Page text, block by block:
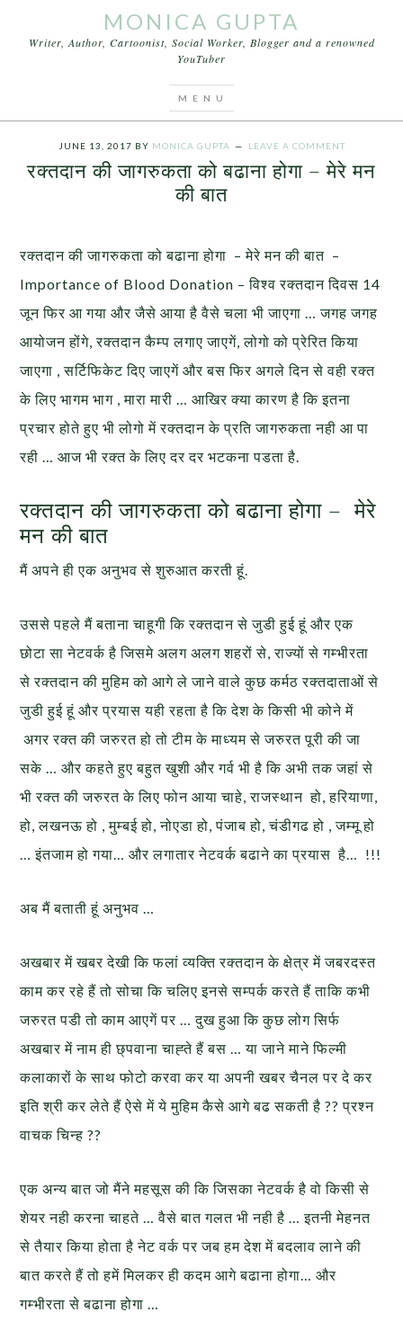
MONICA GUPTA
Writer, Author, Cartoonist, Social Worker, Blogger and a renowned
YouTuber
जागरुकता को बढाना होगा – मेरे मन की बात
JUNE 13, 2017 BY MONICA GUPTA LEAVE A COMMENT
रक्तदान की जागरुकता को बढाना होगा – मेरे मन
की बात
रक्तदान की जागरुकता को बढाना होगा – मेरे मन की बात –
Importance of Blood Donation – विश्व रक्तदान दिवस 14
जून फिर आ गया और जैसे आया है वैसे चला भी जाएगा … जगह जगह
आयोजन होंगे, रक्तदान कैम्प लगाए जाएगें, लोगो को प्रेरित किया
जाएगा , सर्टिफिकेट दिए जाएगें और बस फिर अगले दिन से वही रक्त
के लिए भागम भाग , मारा मारी … आखिर क्या कारण है कि इतना
प्रचार होते हुए भी लोगो में रक्तदान के प्रति जागरुकता नही आ पा
रही … आज भी रक्त के लिए दर दर भटकना पडता है.
रक्तदान की जागरुकता को बढाना होगा – मेरे
मन की बात
मैं अपने ही एक अनुभव से शुरुआत करती हूं.
उससे पहले मैं बताना चाहूगी कि रक्तदान से जुडी हुई हूं और एक
छोटा सा नेटवर्क है जिसमे अलग अलग शहरों से, राज्यों से गम्भीरता
से रक्तदान की मुहिम को आगे ले जाने वाले कुछ कर्मठ रक्तदाताओं से
जुडी हुई हूं और प्रयास यही रहता है कि देश के किसी भी कोने में
अगर रक्त की जरुरत हो तो टीम के माध्यम से जरुरत पूरी की जा
सके … और कहते हुए बहुत खुशी और गर्व भी है कि अभी तक जहां से
भी रक्त की जरुरत के लिए फोन आया चाहे, राजस्थान हो, हरियाणा,
हो, लखनऊ हो , मुम्बई हो, नोएडा हो, पंजाब हो, चंडीगढ हो , जम्मू हो
… इंतजाम हो गया… और लगातार नेटवर्क बढाने का प्रयास है… !!!
अब मैं बताती हूं अनुभव …
अखबार में खबर देखी कि फलां व्यक्ति रक्तदान के क्षेत्र में जबरदस्त
काम कर रहे हैं तो सोचा कि चलिए इनसे सम्पर्क करते हैं ताकि कभी
जरुरत पडी तो काम आएगें पर … दुख हुआ कि कुछ लोग सिर्फ
अखबार में नाम ही छ्पवाना चाह्ते हैं बस … या जाने माने फिल्मी
कलाकारों के साथ फोटो करवा कर या अपनी खबर चैनल पर दे कर
इति श्री कर लेते हैं ऐसे में ये मुहिम कैसे आगे बढ सकती है ?? प्रश्न
वाचक चिन्ह ??
एक अन्य बात जो मैंने महसूस की कि जिसका नेटवर्क है वो किसी से
शेयर नही करना चाहते … वैसे बात गलत भी नही है … इतनी मेहनत
से तैयार किया होता है नेट वर्क पर जब हम देश में बदलाव लाने की
बात करते हैं तो हमें मिलकर ही कदम आगे बढाना होगा… और
गम्भीरता से बढाना होगा …